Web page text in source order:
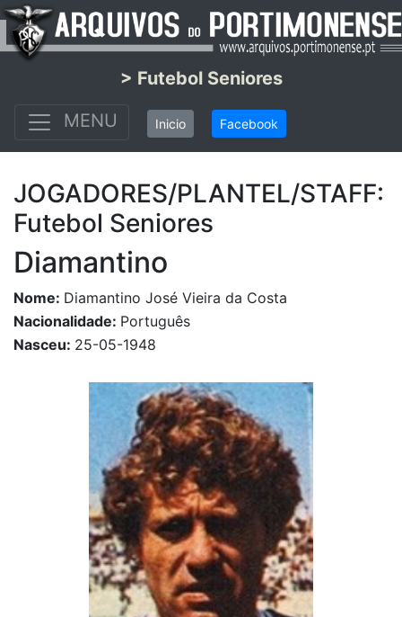
> Futebol Seniores
MENU
Inicio Facebook
JOGADORES/PLANTEL/STAFF:
Futebol Seniores
Diamantino
Nome: Diamantino José Vieira da Costa
Nacionalidade: Português
Nasceu: 25-05-1948